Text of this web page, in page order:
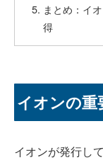
まとめ：イ
得
イオンの重
イオンが発行し